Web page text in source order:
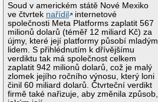
Soud v americkém státě Nové Mexiko
ve čtvrtek nařídil
internetové
společnosti Meta Platforms zaplatit 567
milionů dolarů (téměř 12 miliard Kč) za
újmy, které její platformy působí mladým
lidem. S přihlédnutím k dřívějšímu
verdiktu tak má společnost celkem
zaplatit 942 milionů dolarů, což je malý
zlomek jejího ročního výnosu, který loni
činil 60 miliard dolarů. Čtvrteční verdikt
firmě také nařizuje, aby změnila způsob,